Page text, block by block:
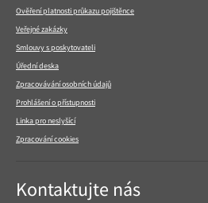
Ověření platnosti průkazu pojištěnce
Veřejné zakázky
Smlouvy s poskytovateli
Úřední deska
Zpracovávání osobních údajů
Prohlášení o přístupnosti
Linka pro neslyšící
Zpracování cookies
Kontaktujte nás